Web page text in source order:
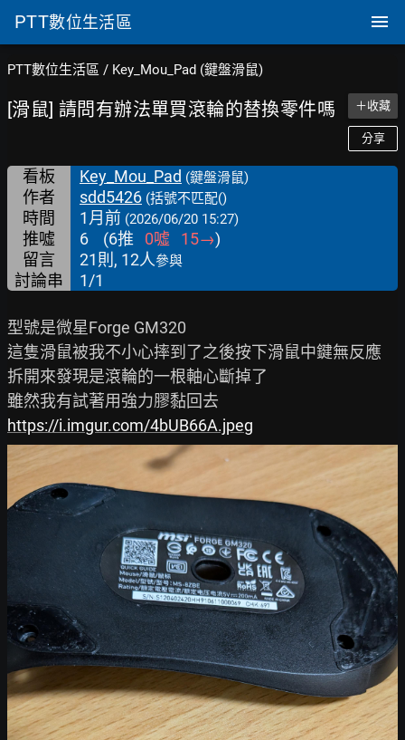
PTT數位生活區
PTT數位生活區 / Key_Mou_Pad (鍵盤滑鼠)
[滑鼠] 請問有辦法單買滾輪的替換零件嗎 ＋收藏
分享
看板 Key_Mou_Pad (鍵盤滑鼠)
作者 sdd5426 (括號不匹配()
時間 1月前 (2026/06/20 15:27)
推噓 6 (6推 0噓 15→)
留言
21則, 12人參與
討論串 1/1
型號是微星Forge GM320
這隻滑鼠被我不小心摔到了之後按下滑鼠中鍵無反應
拆開來發現是滾輪的一根軸心斷掉了
https://i.imgur.com/4bUB66A.jpeg